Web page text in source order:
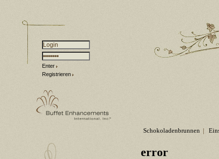
Enter
Registrieren
Schokoladenbrunnen |
error